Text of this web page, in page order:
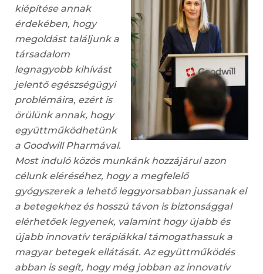
kiépítése annak
érdekében, hogy
megoldást találjunk a
társadalom
legnagyobb kihívást
jelentő egészségügyi
problémáira, ezért is
örülünk annak, hogy
együttműködhetünk
a Goodwill Pharmával.
Most induló közös munkánk hozzájárul azon
célunk eléréséhez, hogy a megfelelő
gyógyszerek a lehető leggyorsabban jussanak el
a betegekhez és hosszú távon is biztonsággal
elérhetőek legyenek, valamint hogy újabb és
újabb innovatív terápiákkal támogathassuk a
magyar betegek ellátását. Az együttműködés
abban is segít, hogy még jobban az innovatív